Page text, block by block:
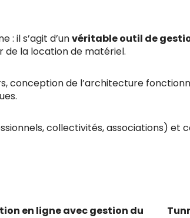
: il s’agit d’unvéritable outil de
de la location de matériel.
conception de l’architecture
collectivités, associations) et
en ligne avec gestion du